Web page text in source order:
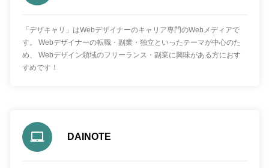
「デザキャリ」はWebデザイナーのキャリア専門のWebメディアで
す。 Webデザイナーの転職・副業・独立といったテーマが中心のた
め、 Webデザイン領域のフリーランス・副業に興味がある方におす
すめです！
DAINOTE